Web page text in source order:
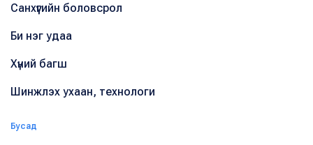
Санхүүгийн боловсрол
Би нэг удаа
Хүний багш
Шинжлэх ухаан, технологи
Бусад